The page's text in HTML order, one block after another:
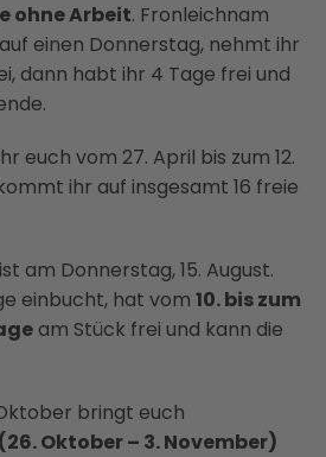
ohne Arbeit. Fronleichnam
einen Donnerstag, nehmt ihr
dann habt ihr 4 Tage frei und
euch vom 27. April bis zum 12.
ihr auf insgesamt 16 freie
am Donnerstag, 15. August.
einbucht, hat vom 10. bis zum
am Stück frei und kann die
bringt euch
Oktober – 3. November)